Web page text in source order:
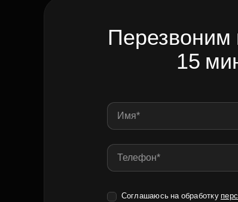
Перезвоним
15
Соглашаюсь на обработку